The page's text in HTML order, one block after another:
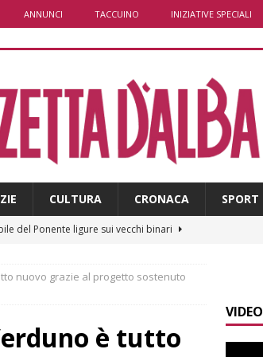
ANNUNCI TACCUINO INIZIATIVE SPECIALI
CULTURA CRONACA SPORT
del Ponente ligure sui vecchi binari
d’Alba: crolla un palo dell’illuminazione
/ La parola della settimana è Bifa
nuovo grazie al progetto sostenuto
è tutto
VIDEO